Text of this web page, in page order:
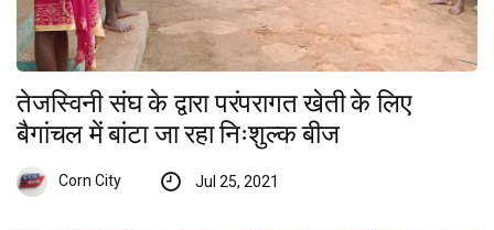
तेजस्विनी संघ के द्वारा परंपरागत खेती के लिए
बैगांचल में बांटा जा रहा निःशुल्क बीज
Corn City Jul 25, 2021